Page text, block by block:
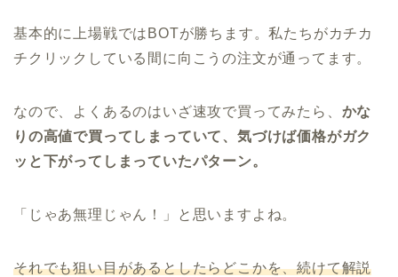
基本的に上場戦ではBOTが勝ちます。私たちがカチカ
チクリックしている間に向こうの注文が通ってます。
なので、よくあるのはいざ速攻で買ってみたら、 かな
りの高値で買ってしまっていて、気づけば価格がガク
ッと下がってしまっていたパターン。
「じゃあ無理じゃん！」と思いますよね。
それでも狙い目があるとしたらどこかを、続けて解説